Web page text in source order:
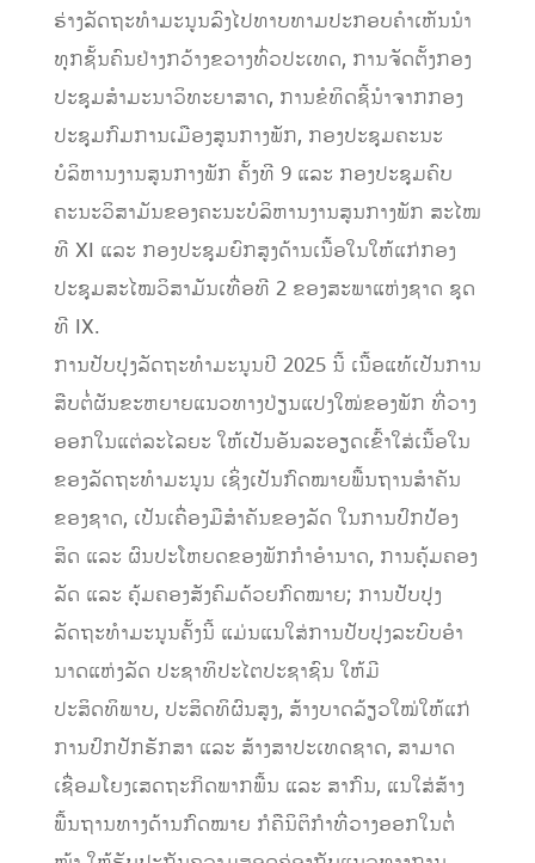
ຮ່າງລັດຖະທໍາມະນູນລົງໄປທາບທາມປະກອບຄໍາເຫັນນໍາ
ທຸກຊັ້ນຄົນຢ່າງກວ້າງຂວາງທົ່ວປະເທດ, ການຈັດຕັ້ງກອງ
ປະຊຸມສໍາມະນາວິທະຍາສາດ, ການຂໍທິດຊີ້ນໍາຈາກກອງ
ປະຊຸມກົມການເມືອງສູນກາງພັກ, ກອງປະຊຸມຄະນະ
ບໍລິຫານງານສູນກາງພັກ ຄັ້ງທີ 9 ແລະ ກອງປະຊຸມຄົບ
ຄະນະວິສາມັນຂອງຄະນະບໍລິຫານງານສູນກາງພັກ ສະໄໝ
ທີ XI ແລະ ກອງປະຊຸມຍົກສູງດ້ານເນື້ອໃນໃຫ້ແກ່ກອງ
ປະຊຸມສະໄໝວິສາມັນເທື່ອທີ 2 ຂອງສະພາແຫ່ງຊາດ ຊຸດ
ທີ IX.
ການປັບປຸງລັດຖະທໍາມະນູນປີ 2025 ນີ້ ເນື້ອແທ້ເປັນການ
ສືບຕໍ່ຜັນຂະຫຍາຍແນວທາງປ່ຽນແປງໃໝ່ຂອງພັກ ທີ່ວາງ
ອອກໃນແຕ່ລະໄລຍະ ໃຫ້ເປັນອັນລະອຽດເຂົ້າໃສ່ເນື້ອໃນ
ຂອງລັດຖະທໍາມະນູນ ເຊິ່ງເປັນກົດໝາຍພື້ນຖານສໍາຄັນ
ຂອງຊາດ, ເປັນເຄື່ອງມືສໍາຄັນຂອງລັດ ໃນການປົກປ້ອງ
ສິດ ແລະ ຜົນປະໂຫຍດຂອງພັກກຳອຳນາດ, ການຄຸ້ມຄອງ
ລັດ ແລະ ຄຸ້ມຄອງສັງຄົມດ້ວຍກົດໝາຍ; ການປັບປຸງ
ລັດຖະທໍາມະນູນຄັ້ງນີ້ ແມ່ນແນໃສ່ການປັບປຸງລະບົບອໍາ
ນາດແຫ່ງລັດ ປະຊາທິປະໄຕປະຊາຊົນ ໃຫ້ມີ
ປະສິດທິພາບ, ປະສິດທິຜົນສູງ, ສ້າງບາດລ້ຽວໃໝ່ໃຫ້ແກ່
ການປົກປັກຮັກສາ ແລະ ສ້າງສາປະເທດຊາດ, ສາມາດ
ເຊື່ອມໂຍງເສດຖະກິດພາກພື້ນ ແລະ ສາກົນ, ແນໃສ່ສ້າງ
ພື້ນຖານທາງດ້ານກົດໝາຍ ກໍຄືນິຕິກໍາທີ່ວາງອອກໃນຕໍ່